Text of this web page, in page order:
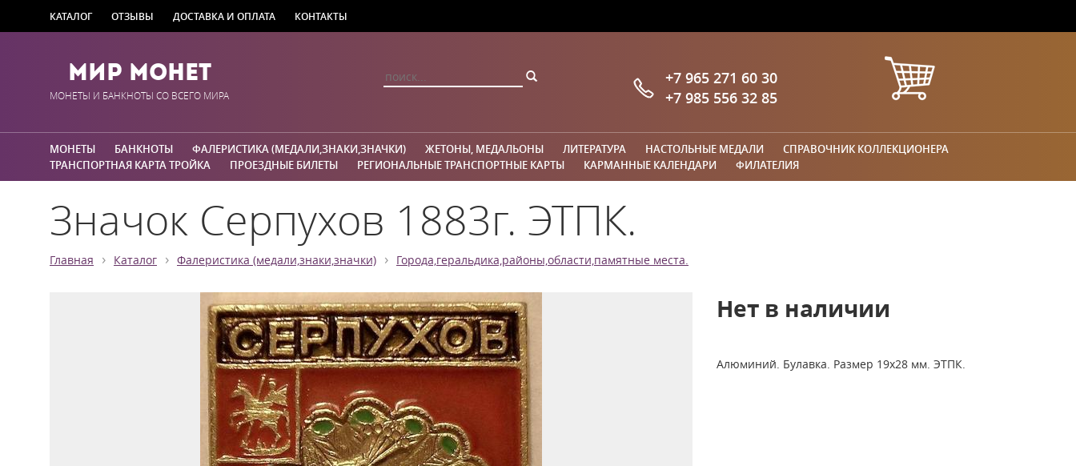
КАТАЛОГ ОТЗЫВЫ ДОСТАВКА И ОПЛАТА КОНТАКТЫ
Мир Монет
МОНЕТЫ И БАНКНОТЫ СО ВСЕГО МИРА
+7 965 271 60 30
+7 985 556 32 85
МОНЕТЫ БАНКНОТЫ ФАЛЕРИСТИКА (МЕДАЛИ,ЗНАКИ,ЗНАЧКИ) ЖЕТОНЫ, МЕДАЛЬОНЫ ЛИТЕРАТУРА НАСТОЛЬНЫЕ МЕДАЛИ
СПРАВОЧНИК КОЛЛЕКЦИОНЕРА
ТРАНСПОРТНАЯ КАРТА ТРОЙКА
ПРОЕЗДНЫЕ БИЛЕТЫ РЕГИОНАЛЬНЫЕ ТРАНСПОРТНЫЕ КАРТЫ КАРМАННЫЕ КАЛЕНДАРИ ФИЛАТЕЛИЯ
Значок Серпухов 1883г. ЭТПК.
Главная › Каталог › Фалеристика (медали,знаки,значки) › Города,геральдика,районы,области,памятные места.
Нет в наличии
Алюминий. Булавка. Размер 19х28 мм. ЭТПК.